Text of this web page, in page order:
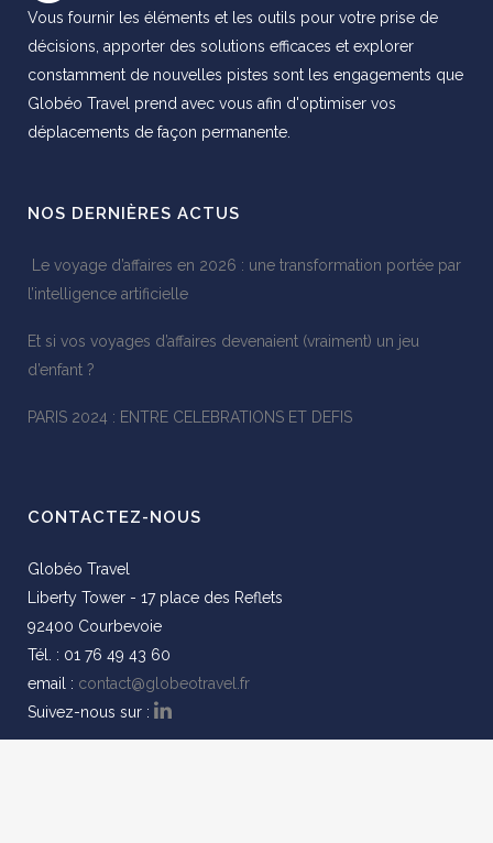
Vous fournir les éléments et les outils pour votre prise de
décisions, apporter des solutions efficaces et explorer
constamment de nouvelles pistes sont les engagements que
Globéo Travel prend avec vous afin d'optimiser vos
déplacements de façon permanente.
NOS DERNIÈRES ACTUS
Le voyage d’affaires en 2026 : une transformation portée par
l’intelligence artificielle
Et si vos voyages d’affaires devenaient (vraiment) un jeu
d’enfant ?
PARIS 2024 : ENTRE CELEBRATIONS ET DEFIS
CONTACTEZ-NOUS
Globéo Travel
Liberty Tower - 17 place des Reflets
92400 Courbevoie
Tél. : 01 76 49 43 60
email : contact@globeotravel.fr
Suivez-nous sur :